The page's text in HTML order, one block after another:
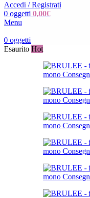
Accedi / Registrati
0 oggetti 0,00€
Menu
0 oggetti
Esaurito Hot